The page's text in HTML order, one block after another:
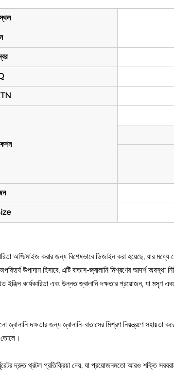
অপ্টিমাইজ করার জন্য বিশেষভাবে ডিজাইন করা হয়েছে,
উপাদান হিসাবে, এটি বাতাস-জ্বালানি মিশ্রণের আদর্শ অবস্থা
কার্যকারিতা এবং উন্নত জ্বালানি দক্ষতার প্রয়োজন, যা মসৃণ
জ্বালানি দক্ষতার জন্য জ্বালানি-বাতাসের মিশ্রণ নিয়ন্ত্রণে
দ্রুত থ্রটল প্রতিক্রিয়া দেয়, যা প্রয়োজনমতো আরও শক্তি